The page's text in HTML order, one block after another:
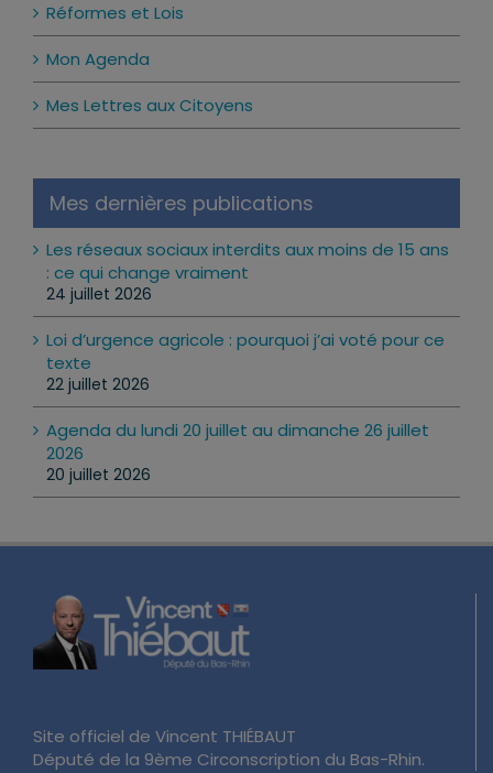
Réformes et Lois
Mon Agenda
Mes Lettres aux Citoyens
Mes dernières publications
Les réseaux sociaux interdits aux moins de 15 ans
: ce qui change vraiment
24 juillet 2026
Loi d’urgence agricole : pourquoi j’ai voté pour ce
texte
22 juillet 2026
Agenda du lundi 20 juillet au dimanche 26 juillet
2026
20 juillet 2026
Site officiel de Vincent THIÉBAUT
Député de la 9ème Circonscription du Bas-Rhin.